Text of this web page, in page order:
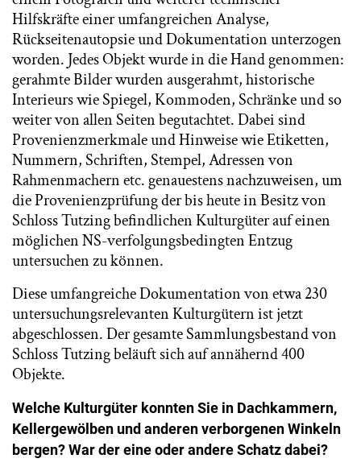
Hilfskräfte einer umfangreichen Analyse,
Rückseitenautopsie und Dokumentation unterzogen
worden. Jedes Objekt wurde in die Hand genommen:
gerahmte Bilder wurden ausgerahmt, historische
Interieurs wie Spiegel, Kommoden, Schränke und so
weiter von allen Seiten begutachtet. Dabei sind
Provenienzmerkmale und Hinweise wie Etiketten,
Nummern, Schriften, Stempel, Adressen von
Rahmenmachern etc. genauestens nachzuweisen, um
die Provenienzprüfung der bis heute in Besitz von
Schloss Tutzing befindlichen Kulturgüter auf einen
möglichen NS-verfolgungsbedingten Entzug
untersuchen zu können.
Diese umfangreiche Dokumentation von etwa 230
untersuchungsrelevanten Kulturgütern ist jetzt
abgeschlossen. Der gesamte Sammlungsbestand von
Schloss Tutzing beläuft sich auf annähernd 400
Objekte.
Welche Kulturgüter konnten Sie in Dachkammern,
Kellergewölben und anderen verborgenen Winkeln
bergen? War der eine oder andere Schatz dabei?